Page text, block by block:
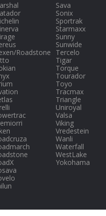
Roadstone
Sava
Sonix
Sportrak
Starmaxx
Sunny
Sunwide
Tercelo
Tigar
Torque
Tourador
Toyo
Tracmax
Triangle
Uniroyal
Valsa
Viking
Vredestein
Wanli
Waterfall
WestLake
Yokohama